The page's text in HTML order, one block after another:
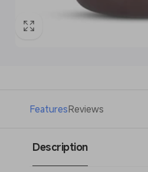
FeaturesReviews
Description